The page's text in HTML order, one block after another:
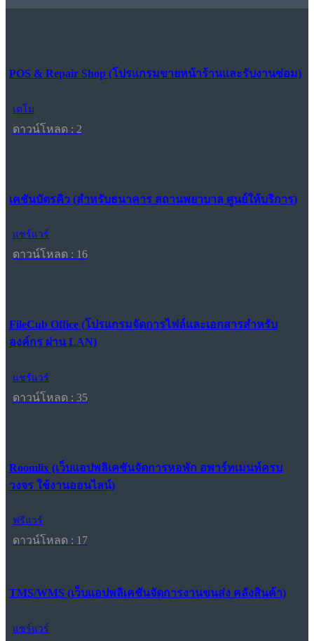
POS & Repair Shop (โปรแกรมขายหน้าร้านและรับงานซ่อม)
เดโม
ดาวน์โหลด : 2
เคชันบัตรคิว (สำหรับธนาคาร สถานพยาบาล ศูนย์ให้บริการ)
แชร์แวร์
ดาวน์โหลด : 16
FileCub Office (โปรแกรมจัดการไฟล์และเอกสารสำหรับ
องค์กร ผ่าน LAN)
แชร์แวร์
ดาวน์โหลด : 35
Roomlix (เว็บแอปพลิเคชันจัดการหอพัก อพาร์ทเมนท์ครบ
วงจร ใช้งานออนไลน์)
ฟรีแวร์
ดาวน์โหลด : 17
TMS/WMS (เว็บแอปพลิเคชันจัดการงานขนส่ง คลังสินค้า)
แชร์แวร์